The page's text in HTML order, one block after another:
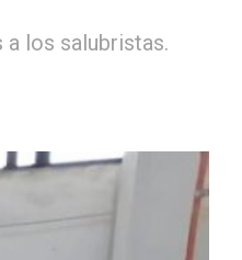
los salubristas.